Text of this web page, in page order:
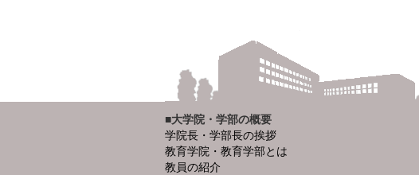
■大学院・学部の概要
学院長・学部長の挨拶
教育学院・教育学部とは
教員の紹介